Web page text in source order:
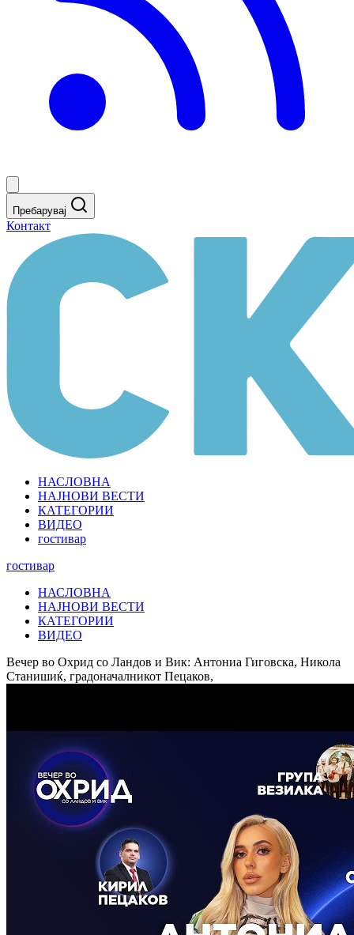
Пребарувај
Контакт
НАСЛОВНА
НАЈНОВИ ВЕСТИ
КАТЕГОРИИ
ВИДЕО
гостивар
гостивар
НАСЛОВНА
НАЈНОВИ ВЕСТИ
КАТЕГОРИИ
ВИДЕО
Вечер во Охрид со Ландов и Вик: Антониа Гиговска, Никола
Станишиќ, градоначалникот Пецаков,